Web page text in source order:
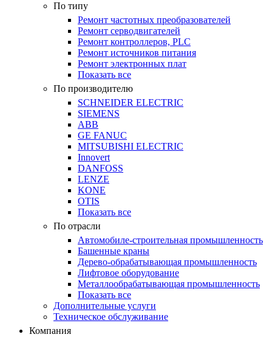
По типу
Ремонт частотных преобразователей
Ремонт серводвигателей
Ремонт контроллеров, PLC
Ремонт источников питания
Ремонт электронных плат
Показать все
По производителю
SCHNEIDER ELECTRIC
SIEMENS
ABB
GE FANUC
MITSUBISHI ELECTRIC
Innovert
DANFOSS
LENZE
KONE
OTIS
Показать все
По отрасли
Автомобиле-строительная промышленность
Башенные краны
Дерево-обрабатывающая промышленность
Лифтовое оборудование
Металлообрабатывающая промышленность
Показать все
Дополнительные услуги
Техническое обслуживание
Компания